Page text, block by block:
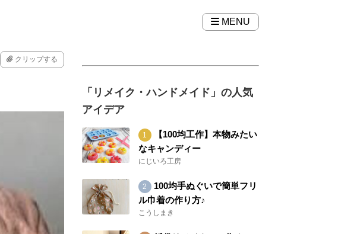
MENU
クリップする
「リメイク・ハンドメイド」の人気
アイデア
【100均工作】本物みたい
なキャンディー
にじいろ工房
100均手ぬぐいで簡単フリ
ル巾着の作り方♪
こうしまき